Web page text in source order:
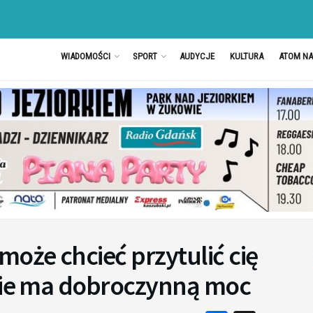
WIADOMOŚCI SPORT AUDYCJE KULTURA ATOM
chcieć przytulić cię
ma dobroczynną moc